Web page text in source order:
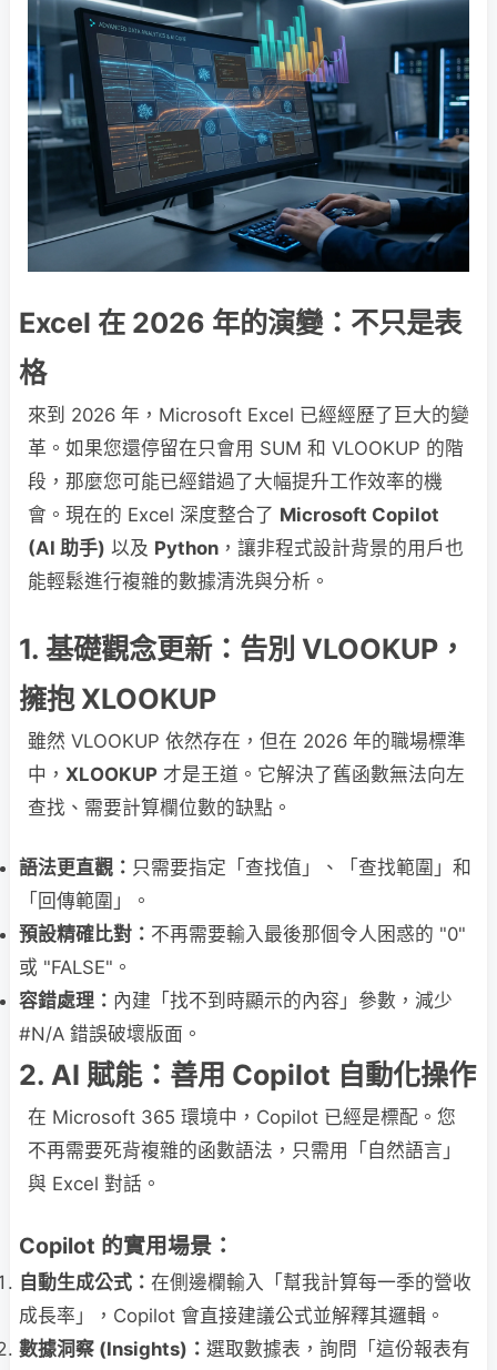
Excel 在 2026 年的演變：不只是表
格
來到 2026 年，Microsoft Excel 已經經歷了巨大的變
革。如果您還停留在只會用 SUM 和 VLOOKUP 的階
段，那麼您可能已經錯過了大幅提升工作效率的機
會。現在的 Excel 深度整合了 Microsoft Copilot
(AI 助手) 以及 Python ，讓非程式設計背景的用戶也
能輕鬆進行複雜的數據清洗與分析。
1. 基礎觀念更新：告別 VLOOKUP，
擁抱 XLOOKUP
雖然 VLOOKUP 依然存在，但在 2026 年的職場標準
中， XLOOKUP 才是王道。它解決了舊函數無法向左
查找、需要計算欄位數的缺點。
語法更直觀： 只需要指定「查找值」、「查找範圍」和
「回傳範圍」。
預設精確比對： 不再需要輸入最後那個令人困惑的 "0"
或 "FALSE"。
容錯處理： 內建「找不到時顯示的內容」參數，減少
#N/A 錯誤破壞版面。
2. AI 賦能：善用 Copilot 自動化操作
在 Microsoft 365 環境中，Copilot 已經是標配。您
不再需要死背複雜的函數語法，只需用「自然語言」
與 Excel 對話。
Copilot 的實用場景：
自動生成公式： 在側邊欄輸入「幫我計算每一季的營收
成長率」，Copilot 會直接建議公式並解釋其邏輯。
數據洞察 (Insights)： 選取數據表，詢問「這份報表有